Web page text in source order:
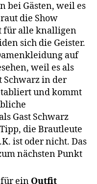
bei Gästen, weil es
die Show
für alle knalligen
sich die Geister.
auf
weil es als
Schwarz in der
und kommt
Gast Schwarz
die Brautleute
ist oder nicht. Das
nächsten Punkt
für ein Outfit